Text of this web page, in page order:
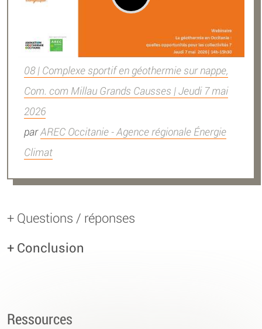
08 | Complexe sportif en géothermie sur nappe,
Com. com Millau Grands Causses | Jeudi 7 mai
2026
parAREC Occitanie - Agence régionale Énergie
Climat
+ Questions / réponses
+ Conclusion
Ressources